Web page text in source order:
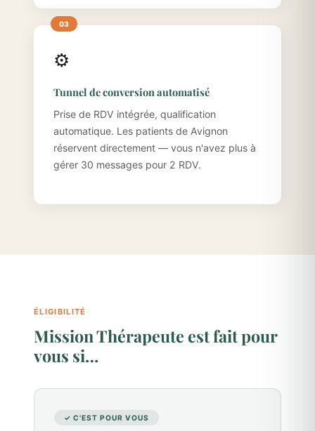
⚙️
Tunnel de conversion automatisé
Prise de RDV intégrée, qualification
automatique. Les patients de Avignon
réservent directement — vous n'avez plus à
gérer 30 messages pour 2 RDV.
ÉLIGIBILITÉ
Mission Thérapeute est fait pour
vous si…
✓ C'EST POUR VOUS